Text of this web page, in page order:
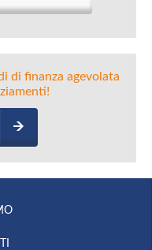
di finanza agevolata